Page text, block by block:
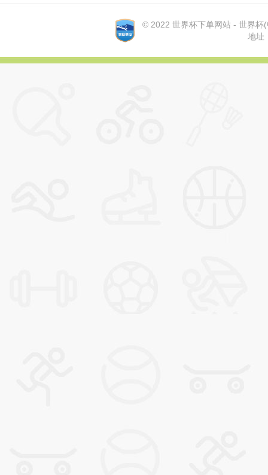
© 2022 世界杯下单网站 - 世界
地址